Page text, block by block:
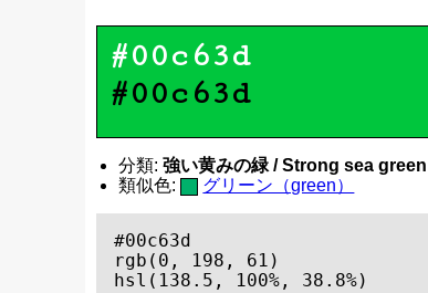
#00c63d
#00c63d
分類: 強い黄みの緑 / Strong sea green
類似色:
グリーン（green）
#00c63d
rgb(0, 198, 61)
hsl(138.5, 100%, 38.8%)